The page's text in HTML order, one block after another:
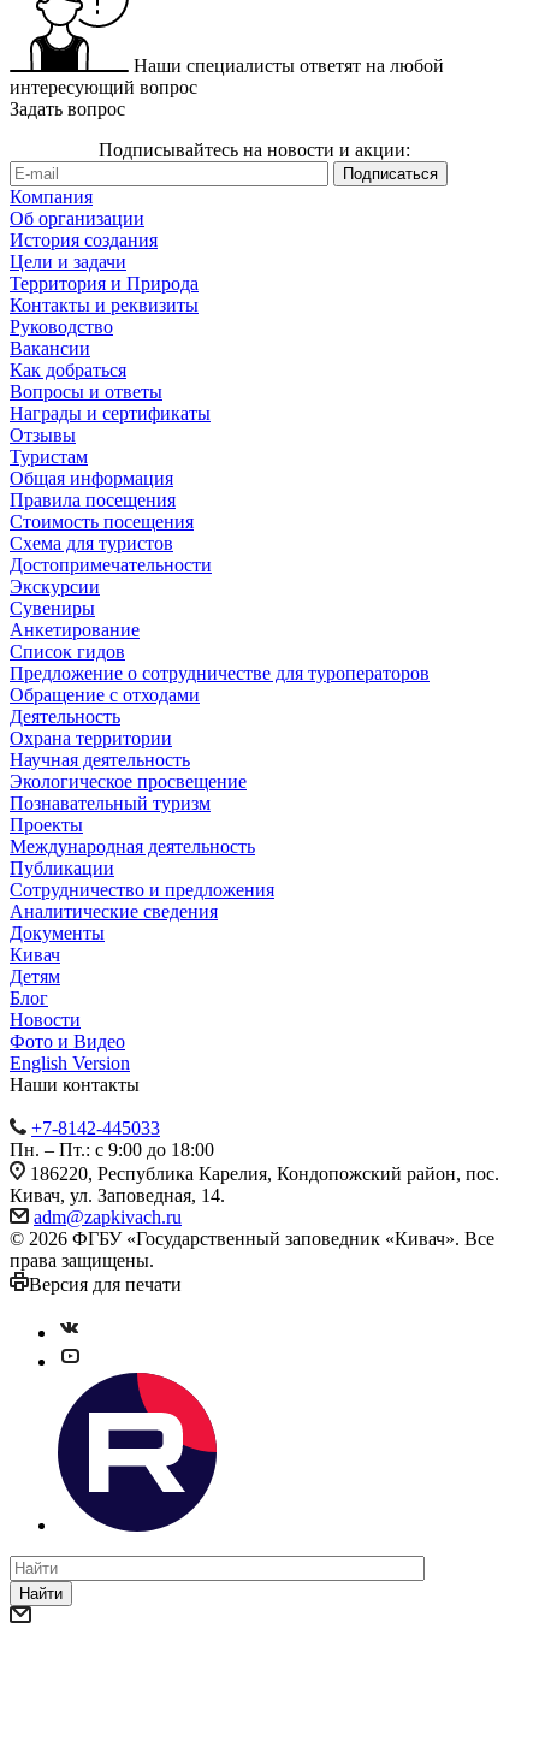
Наши специалисты ответят на любой
интересующий вопрос
Задать вопрос
Подписывайтесь на новости и акции:
Компания
Об организации
История создания
Цели и задачи
Территория и Природа
Контакты и реквизиты
Руководство
Вакансии
Как добраться
Вопросы и ответы
Награды и сертификаты
Отзывы
Туристам
Общая информация
Правила посещения
Стоимость посещения
Схема для туристов
Достопримечательности
Экскурсии
Сувениры
Анкетирование
Список гидов
Предложение о сотрудничестве для туроператоров
Обращение с отходами
Деятельность
Охрана территории
Научная деятельность
Экологическое просвещение
Познавательный туризм
Проекты
Международная деятельность
Публикации
Сотрудничество и предложения
Аналитические сведения
Документы
Кивач
Детям
Блог
Новости
Фото и Видео
English Version
Наши контакты
+7-8142-445033
Пн. – Пт.: с 9:00 до 18:00
186220, Республика Карелия, Кондопожский район, пос.
Кивач, ул. Заповедная, 14.
adm@zapkivach.ru
© 2026 ФГБУ «Государственный заповедник «Кивач». Все
права защищены.
Версия для печати
Найти